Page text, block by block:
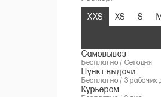
XXS
XS S M
Самовывоз
Бесплатно / Сегодня
Пункт выдачи
Бесплатно / 3 рабочих
Курьером